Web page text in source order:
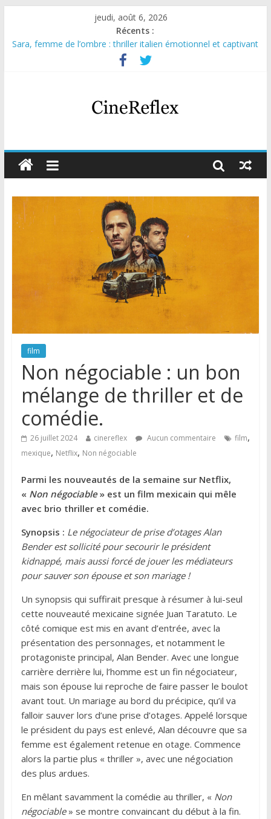
jeudi, août 6, 2026
Récents :
Sara, femme de l’ombre : thriller italien émotionnel et captivant
Journal d’une fille larguée : nouvelle série suédoise sur Netflix
Aema : mini-série sur le tournage d’un film érotique devenu
Glass Heart : excellente série musicale avec Takeru Satō
Olympo, saison 1 : nouvelle série qui séduira les fans de
film
Non négociable : un bon
mélange de thriller et de
comédie.
26 juillet 2024 cinereflex Aucun commentaire film,
mexique, Netflix, Non négociable
Parmi les nouveautés de la semaine sur Netflix,
« Non négociable» est un film mexicain qui mêle
avec brio thriller et comédie.
Synopsis : Le négociateur de prise d’otages Alan
Bender est sollicité pour secourir le président
kidnappé, mais aussi forcé de jouer les médiateurs
pour sauver son épouse et son mariage !
Un synopsis qui suffirait presque à résumer à lui-seul
cette nouveauté mexicaine signée Juan Taratuto. Le
côté comique est mis en avant d’entrée, avec la
présentation des personnages, et notamment le
protagoniste principal, Alan Bender. Avec une longue
carrière derrière lui, l’homme est un fin négociateur,
mais son épouse lui reproche de faire passer le boulot
avant tout. Un mariage au bord du précipice, qu’il va
falloir sauver lors d’une prise d’otages. Appelé lorsque
le président du pays est enlevé, Alan découvre que sa
femme est également retenue en otage. Commence
alors la partie plus « thriller », avec une négociation
des plus ardues.
En mêlant savamment la comédie au thriller, « Non
négociable» se montre convaincant du début à la fin.